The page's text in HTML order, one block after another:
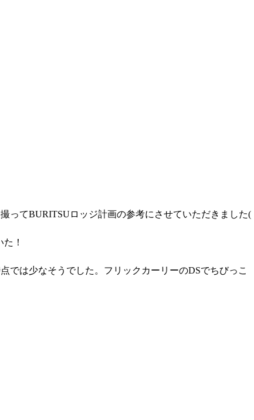
ってBURITSUロッジ計画の参考にさせていただきました(
！
では少なそうでした。フリックカーリーのDSでちびっこ